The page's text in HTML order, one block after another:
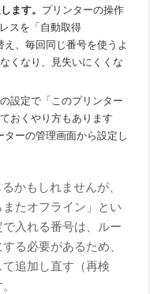
ます。 プリンターの操作
スを「自動取得
え、毎回同じ番号を使うよ
くなり、見失いにくくな
設定で「このプリンター
おくやり方もあります
ターの管理画面から設定し
かもしれませんが、
たオフライン」とい
入れる番号は、ルー
る必要があるため、
追加し直す（再検